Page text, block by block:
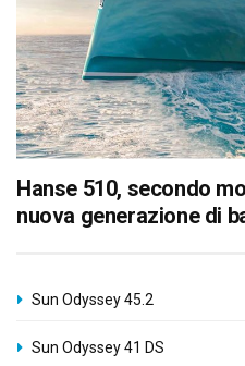
Hanse 510, secondo
nuova generazione di
Sun Odyssey 45.2
Sun Odyssey 41 DS